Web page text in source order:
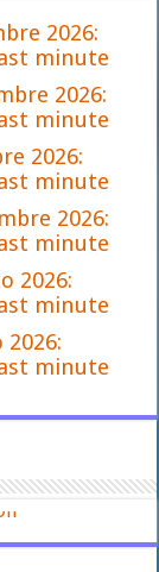
2026:
minute
2026:
minute
2026:
minute
2026:
minute
2026:
minute
minute